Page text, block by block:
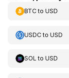
BTCto USD
USDCto USD
SOL to USD